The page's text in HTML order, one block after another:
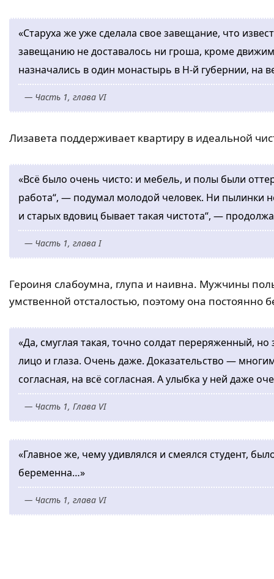
«Старуха же уже сделала свое завещание, что
завещанию не доставалось ни гроша, кроме
назначались в один монастырь в H-й губернии, на
— Часть 1, глава VI
Лизавета поддерживает квартиру в идеальной
«Всё было очень чисто: и мебель, и полы были
работа“, — подумал молодой человек. Ни пылинки
и старых вдовиц бывает такая чистота“, —
— Часть 1, глава I
Героиня слабоумна, глупа и наивна. Мужчины
умственной отсталостью, поэтому она постоянно
«Да, смуглая такая, точно солдат переряженный,
лицо и глаза. Очень даже. Доказательство —
согласная, на всё согласная. А улыбка у ней даже
— Часть 1, Глава VI
«Главное же, чему удивлялся и смеялся студент,
беременна…»
— Часть 1, глава VI